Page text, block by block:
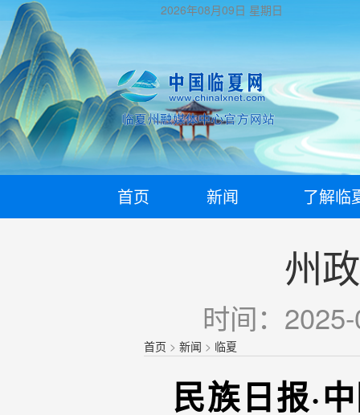
2026年08月09日 星期日
首页 新闻 了解临
州
时间：
首页 >新闻 > 临夏
民族日报·